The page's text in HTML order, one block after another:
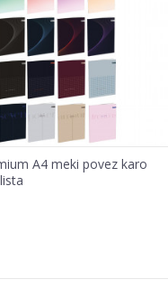
A4 meki povez karo